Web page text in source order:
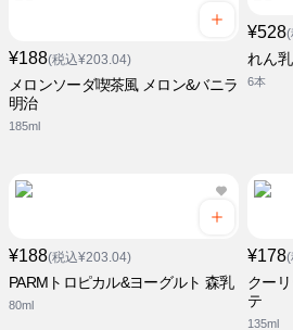
¥188(税込¥203.04)
メロンソーダ喫茶風 メロン&バニラ
明治
185ml
¥528(
れん
6本
¥188(税込¥203.04)
PARMトロピカル&ヨーグルト 森乳
80ml
¥178(
クー
テ
135ml